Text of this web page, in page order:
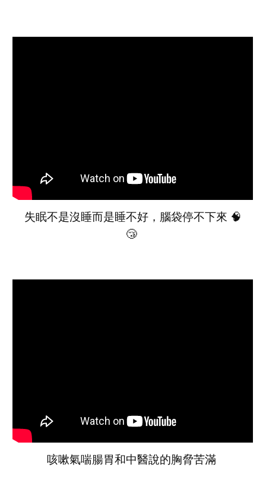
失眠不是沒睡而是睡不好，腦袋停不下來 🧠
😴
咳嗽氣喘腸胃和中醫說的胸脅苦滿